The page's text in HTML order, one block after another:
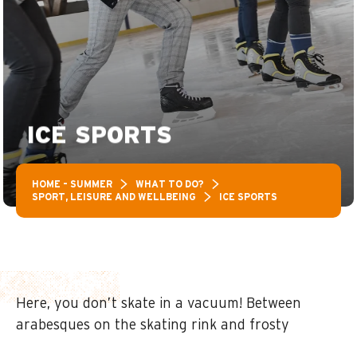
ICE SPORTS
HOME – SUMMER
WHAT TO DO?
SPORT, LEISURE AND WELLBEING
ICE SPORTS
Here, you don’t skate in a vacuum! Between
arabesques on the skating rink and frosty